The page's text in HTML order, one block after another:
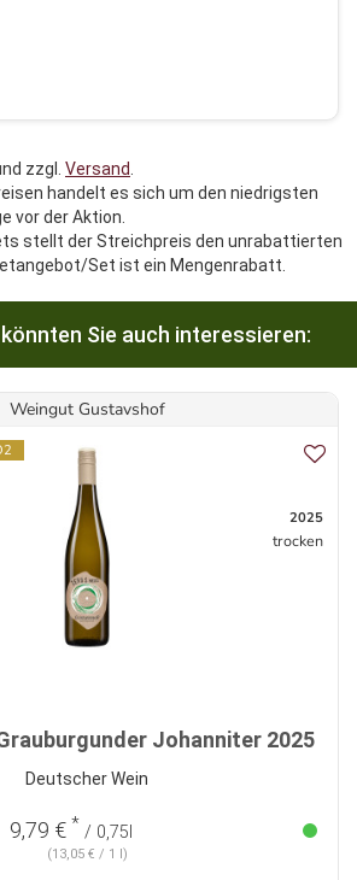
zzgl. Versand
handelt es sich um den niedrigsten
vor der Aktion.
stellt der Streichpreis den unrabattierten
Set ist ein Mengenrabatt.
Sie auch interessieren:
Weingut Gustavshof
2025
trocken
Johanniter 2025
Deutscher Wein
9,79 € * / 0,75l
(13,05 € / 1 l)